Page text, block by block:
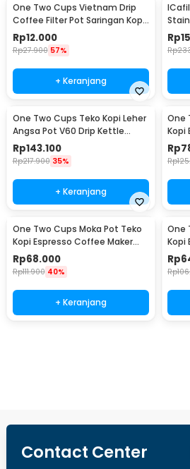
One Two Cups Vietnam Drip
Coffee Filter Pot Saringan Kopi
114ml 6Q - LC1
Rp12.000
Rp27.900 57%
+ Keranjang
for
Rp
Rp
One Two Cups Teko Kopi Leher
Angsa Pot V60 Drip Kettle
960ml - RF-15
Rp143.100
Rp217.900 35%
+ Keranjang
One
Kopi
Rp
Rp
One Two Cups Moka Pot Teko
Kopi Espresso Coffee Maker
Stovetop 4 Cup 200ml - Z21
Rp68.000
Rp111.900 40%
+ Keranjang
One
Kopi
Rp
Rp
Contact Center